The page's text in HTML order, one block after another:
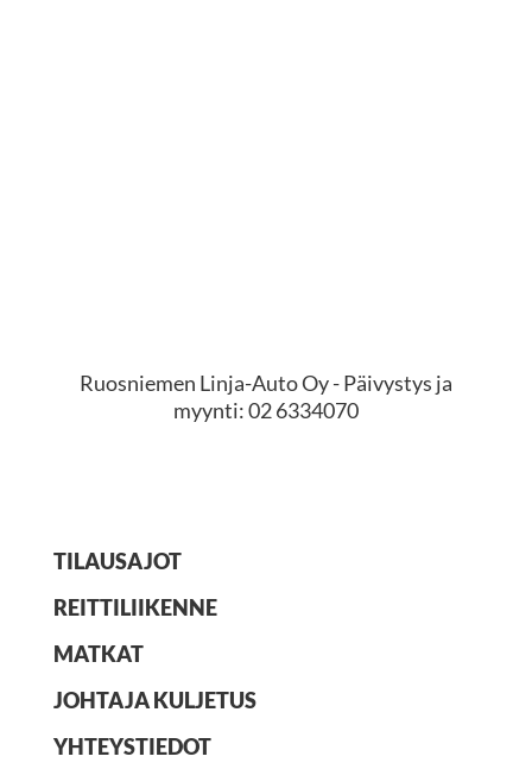
Ruosniemen Linja-Auto Oy - Päivystys ja
myynti: 02 6334070
TILAUSAJOT
REITTILIIKENNE
MATKAT
JOHTAJA KULJETUS
YHTEYSTIEDOT